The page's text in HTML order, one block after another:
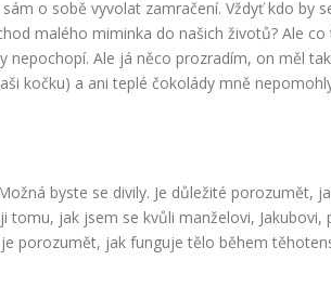
o sobě vyvolat zamračení. Vždyť kdo by
malého miminka do našich životů? Ale
nepochopí. Ale já něco prozradím, on měl
kočku) a ani teplé čokolády mně
byste se divily. Je důležité porozumět,
jak jsem se kvůli manželovi, Jakubovi,
porozumět, jak funguje tělo během